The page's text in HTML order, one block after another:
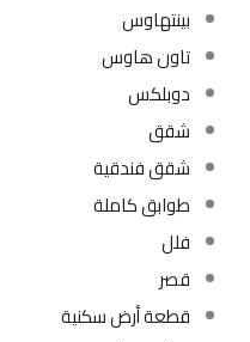
بينتهاوس
تاون هاوس
دوبلكس
شقق
شقق فندقية
طوابق كاملة
فلل
قصر
قطعة أرض سكنية